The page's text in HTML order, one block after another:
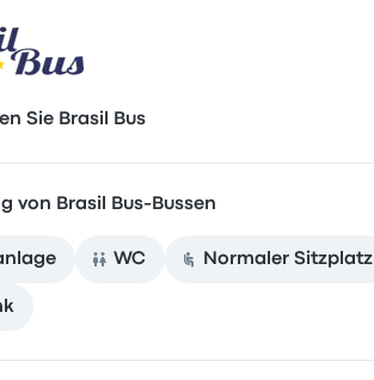
Sie Brasil Bus
von Brasil Bus-Bussen
WC Normaler Sitzplatz